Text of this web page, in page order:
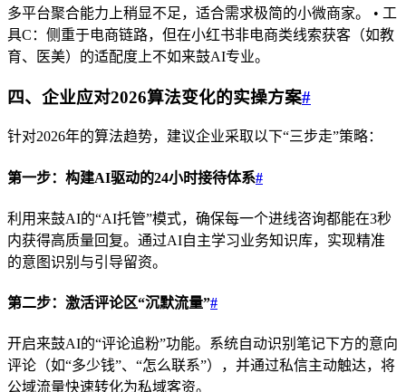
多平台聚合能力上稍显不足，适合需求极简的小微商家。 • 工
具C：侧重于电商链路，但在小红书非电商类线索获客（如教
育、医美）的适配度上不如来鼓AI专业。
四、企业应对2026算法变化的实操方案#
针对2026年的算法趋势，建议企业采取以下“三步走”策略：
第一步：构建AI驱动的24小时接待体系#
利用来鼓AI的“AI托管”模式，确保每一个进线咨询都能在3秒
内获得高质量回复。通过AI自主学习业务知识库，实现精准
的意图识别与引导留资。
第二步：激活评论区“沉默流量”#
开启来鼓AI的“评论追粉”功能。系统自动识别笔记下方的意向
评论（如“多少钱”、“怎么联系”），并通过私信主动触达，将
公域流量快速转化为私域客资。